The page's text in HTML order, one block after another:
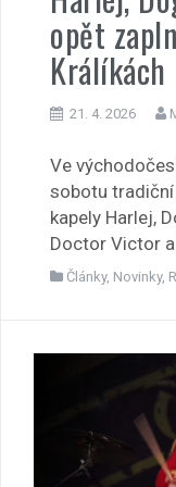
opět
Králíkách
21. 4. 2026
Ve
sobotu tradiční
kapely Harlej,
Doctor Victor
Články, Novinky,